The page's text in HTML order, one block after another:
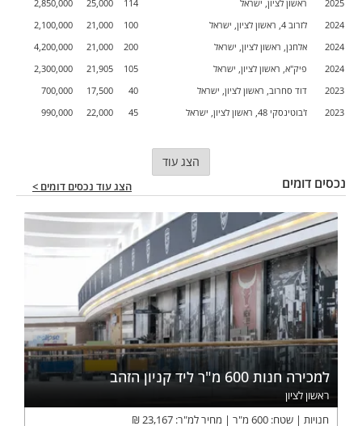
2025 ראשון לציון, ישראל 114
25,000
2,850,000
2024
לזרוב 4, ראשון לציון, ישראל 100
21,000
2,100,000
2024
אלחנן, ראשון לציון, ישראל 200
21,000
4,200,000
2024
פיק"א, ראשון לציון, ישראל 105
21,905
2,300,000
2023
דוד סחרוב, ראשון לציון, ישראל 40
17,500
700,000
2023
ז'בוטינסקי 48, ראשון לציון, ישראל 45
22,000
990,000
הצג עוד
נכסים דומים הצג עוד נכסים דומים >
למכירה חנות 600 מ"ר ליד קניון הזהב
ראשון לציון
חנויות
שטח: 600 מ"ר מחיר למ"ר: 23,167
₪